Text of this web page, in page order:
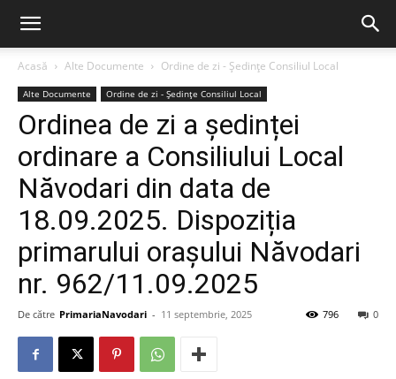
Acasă Alte Documente Ordine de zi - Ședințe Consiliul Local
Alte Documente Ordine de zi - Ședințe Consiliul Local
Ordinea de zi a ședinței
ordinare a Consiliului Local
Năvodari din data de
18.09.2025. Dispoziția
primarului orașului Năvodari
nr. 962/11.09.2025
De către PrimariaNavodari - 11 septembrie, 2025 0
796